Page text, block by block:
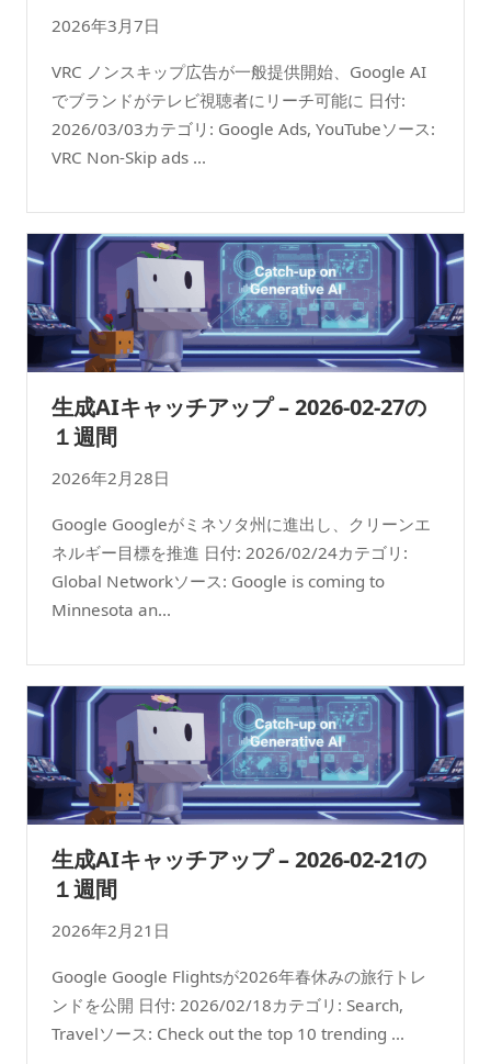
2026年3月7日
VRC ノンスキップ広告が一般提供開始、Google AI
でブランドがテレビ視聴者にリーチ可能に 日付:
2026/03/03カテゴリ: Google Ads, YouTubeソース:
VRC Non-Skip ads ...
生成AIキャッチアップ – 2026-02-27の
１週間
2026年2月28日
Google Googleがミネソタ州に進出し、クリーンエ
ネルギー目標を推進 日付: 2026/02/24カテゴリ:
Global Networkソース: Google is coming to
Minnesota an...
生成AIキャッチアップ – 2026-02-21の
１週間
2026年2月21日
Google Google Flightsが2026年春休みの旅行トレ
ンドを公開 日付: 2026/02/18カテゴリ: Search,
Travelソース: Check out the top 10 trending ...